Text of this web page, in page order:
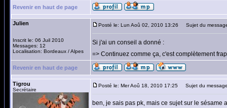
Revenir en haut de page
Julien
Inscrit le: 06 Juil 2010
Messages: 12
Localisation: Bordeaux / Alpes
Posté le: Lun Aoû 02, 2010 13:26 Sujet du
Si j'ai un conseil a donné :
=> Continuez comme ça, c'est complètement
Revenir en haut de page
Tigrou
Secrétaire
Posté le: Mer Aoû 18, 2010 17:25 Sujet du
ben, je sais pas pk, mais ce sujet sur le